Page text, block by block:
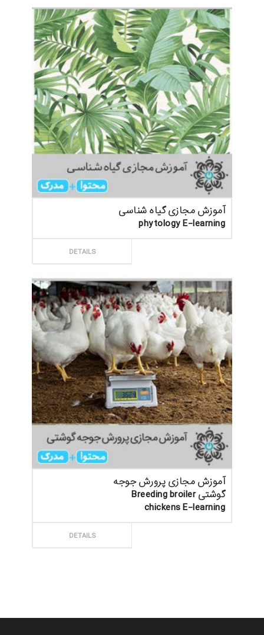
آموزش مجازی گیاه شناسی
phytology E-learning
DETAILS
آموزش مجازی پرورش جوجه
گوشتی Breeding broiler
chickens E-learning
DETAILS